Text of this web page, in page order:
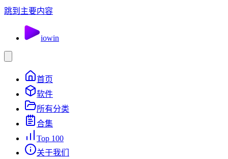
跳到主要内容
iowin
首页
软件
所有分类
合集
Top 100
关于我们